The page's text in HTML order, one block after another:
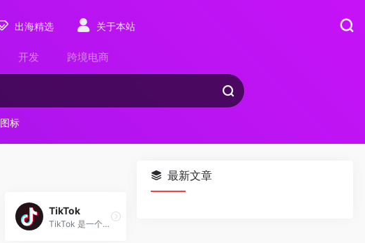
出海精选 关于本站
开发 跨境电商
图标
TikTok
TikTok 是一个功能丰富且用户友好的短视频分享平台，适合各种类型的内容创作者和观众。通过其强大的短视频创作、内容发现和社交互动功能，用户可以轻松创建、分享和管理短视频内容。
最新文章